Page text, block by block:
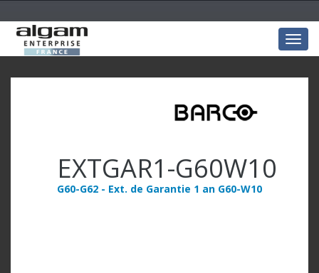
EXTGAR1-G60W10
G60-G62 - Ext. de Garantie 1 an G60-W10